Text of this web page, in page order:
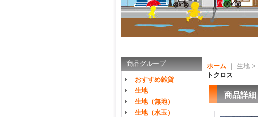
商品グループ
おすすめ雑貨
生地
生地（無地）
生地（水玉）
ホーム ｜ 生地 >
トクロス
商品詳細